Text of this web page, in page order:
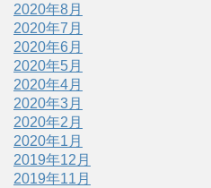
2020年8月
2020年7月
2020年6月
2020年5月
2020年4月
2020年3月
2020年2月
2020年1月
2019年12月
2019年11月